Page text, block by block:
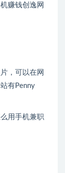
，可以在网
有Penny